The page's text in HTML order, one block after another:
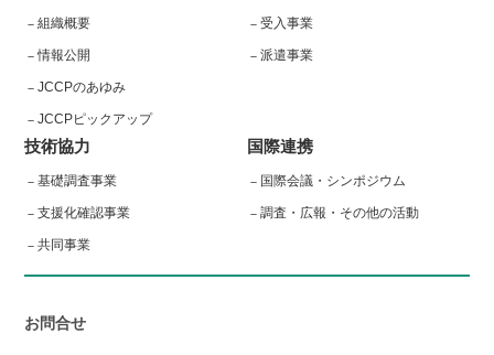
組織概要
情報公開
JCCPのあゆみ
JCCPピックアップ
受入事業
派遣事業
技術協力
基礎調査事業
支援化確認事業
共同事業
国際連携
国際会議・シンポジウム
調査・広報・その他の活動
お問合せ